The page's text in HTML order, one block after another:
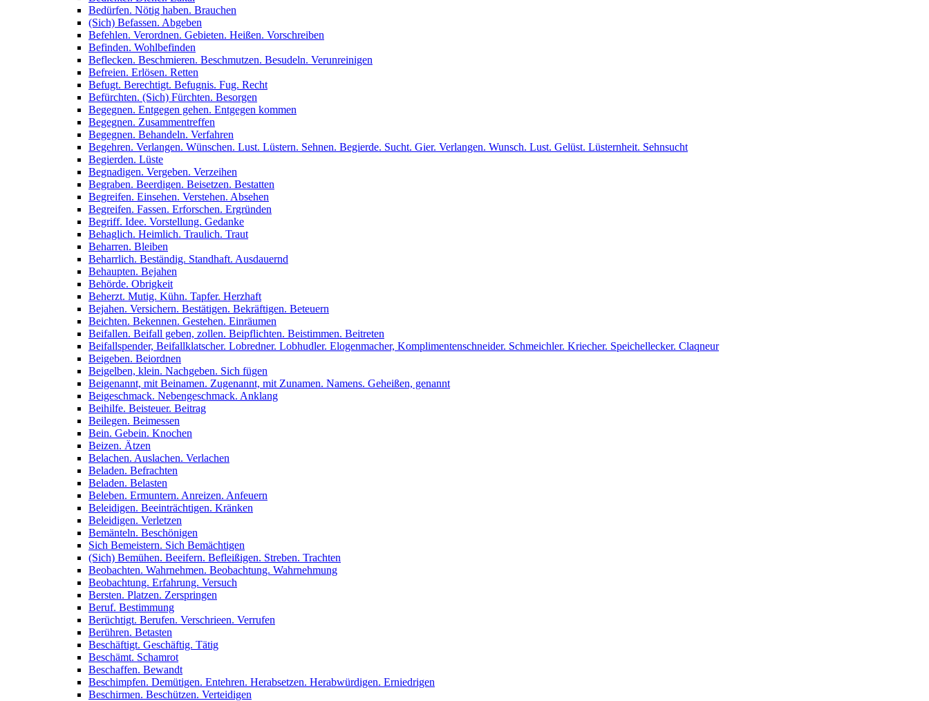
Bedürfen. Nötig haben. Brauchen
(Sich) Befassen. Abgeben
Befehlen. Verordnen. Gebieten. Heißen. Vorschreiben
Befinden. Wohlbefinden
Beflecken. Beschmieren. Beschmutzen. Besudeln. Verunreinigen
Befreien. Erlösen. Retten
Befugt. Berechtigt. Befugnis. Fug. Recht
Befürchten. (Sich) Fürchten. Besorgen
Begegnen. Entgegen gehen. Entgegen kommen
Begegnen. Zusammentreffen
Begegnen. Behandeln. Verfahren
Begehren. Verlangen. Wünschen. Lust. Lüstern. Sehnen. Begierde. Sucht. Gier. Verlangen. Wunsch. Lust. Gelüst. Lüsternheit. Sehnsucht
Begierden. Lüste
Begnadigen. Vergeben. Verzeihen
Begraben. Beerdigen. Beisetzen. Bestatten
Begreifen. Einsehen. Verstehen. Absehen
Begreifen. Fassen. Erforschen. Ergründen
Begriff. Idee. Vorstellung. Gedanke
Behaglich. Heimlich. Traulich. Traut
Beharren. Bleiben
Beharrlich. Beständig. Standhaft. Ausdauernd
Behaupten. Bejahen
Behörde. Obrigkeit
Beherzt. Mutig. Kühn. Tapfer. Herzhaft
Bejahen. Versichern. Bestätigen. Bekräftigen. Beteuern
Beichten. Bekennen. Gestehen. Einräumen
Beifallen. Beifall geben, zollen. Beipflichten. Beistimmen. Beitreten
Beifallspender, Beifallklatscher. Lobredner. Lobhudler. Elogenmacher, Komplimentenschneider. Schmeichler. Kriecher. Speichellecker. Claqneur
Beigeben. Beiordnen
Beigelben, klein. Nachgeben. Sich fügen
Beigenannt, mit Beinamen. Zugenannt, mit Zunamen. Namens. Geheißen, genannt
Beigeschmack. Nebengeschmack. Anklang
Beihilfe. Beisteuer. Beitrag
Beilegen. Beimessen
Bein. Gebein. Knochen
Beizen. Ätzen
Belachen. Auslachen. Verlachen
Beladen. Befrachten
Beladen. Belasten
Beleben. Ermuntern. Anreizen. Anfeuern
Beleidigen. Beeinträchtigen. Kränken
Beleidigen. Verletzen
Bemänteln. Beschönigen
Sich Bemeistern. Sich Bemächtigen
(Sich) Bemühen. Beeifern. Befleißigen. Streben. Trachten
Beobachten. Wahrnehmen. Beobachtung. Wahrnehmung
Beobachtung. Erfahrung. Versuch
Bersten. Platzen. Zerspringen
Beruf. Bestimmung
Berüchtigt. Berufen. Verschrieen. Verrufen
Berühren. Betasten
Beschäftigt. Geschäftig. Tätig
Beschämt. Schamrot
Beschaffen. Bewandt
Beschimpfen. Demütigen. Entehren. Herabsetzen. Herabwürdigen. Erniedrigen
Beschirmen. Beschützen. Verteidigen